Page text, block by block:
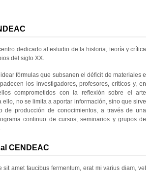
dedicado al estudio de la historia, teoría y crítica
del siglo XX.
fórmulas que subsanen el déficit de materiales e
los investigadores, profesores, críticos y, en
comprometidos con la reflexión sobre el arte
ello, no se limita a aportar información, sino que sirve
de producción de conocimientos, a través de una
continuo de cursos, seminarios y grupos de
CENDEAC
sit amet faucibus fermentum, erat mi varius diam, vel